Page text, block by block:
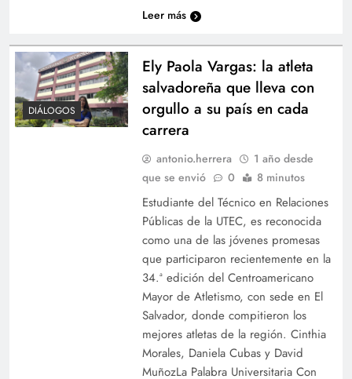
Leer más
DIÁLOGOS
Ely Paola Vargas: la atleta
salvadoreña que lleva con
orgullo a su país en cada
carrera
antonio.herrera
1 año desde
que se envió
0 8 minutos
Estudiante del Técnico en Relaciones
Públicas de la UTEC, es reconocida
como una de las jóvenes promesas
que participaron recientemente en la
34.ª edición del Centroamericano
Mayor de Atletismo, con sede en El
Salvador, donde compitieron los
mejores atletas de la región. Cinthia
Morales, Daniela Cubas y David
MuñozLa Palabra Universitaria Con